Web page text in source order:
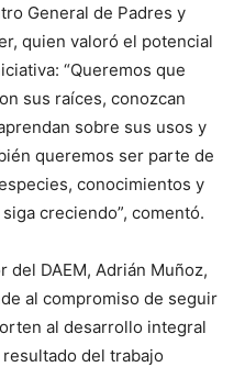
General de Padres y
quien valoró el potencial
“Queremos que
sus raíces, conozcan
sobre sus usos y
queremos ser parte de
conocimientos y
creciendo”, comentó.
DAEM, Adrián Muñoz,
al compromiso de seguir
al desarrollo integral
del trabajo